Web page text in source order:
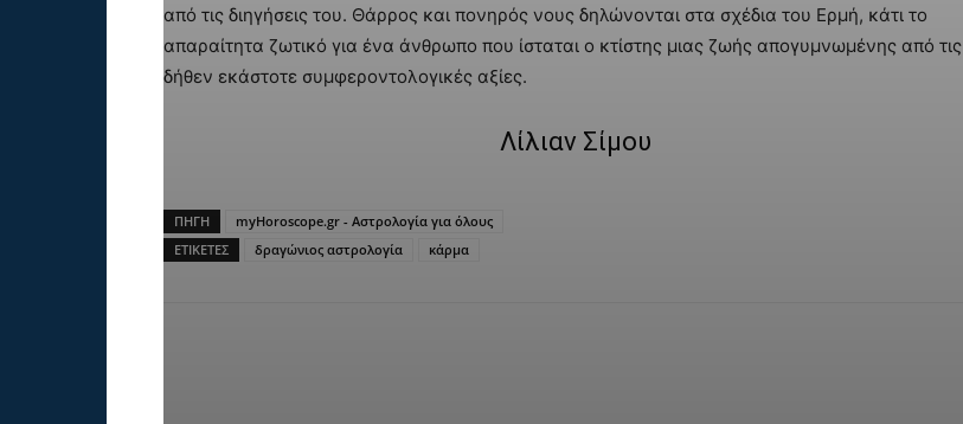
από τις διηγήσεις του. Θάρρος και πονηρός νους δηλώνονται στα σχέδια του Ερμή, κάτι το
απαραίτητα ζωτικό για ένα άνθρωπο που ίσταται ο κτίστης μιας ζωής απογυμνωμένης από τις
δήθεν εκάστοτε συμφεροντολογικές αξίες.
Λίλιαν Σίμου
ΠΗΓΗ
myHoroscope.gr - Αστρολογία για όλους
ΕΤΙΚΕΤΕΣ
δραγώνιος αστρολογία κάρμα